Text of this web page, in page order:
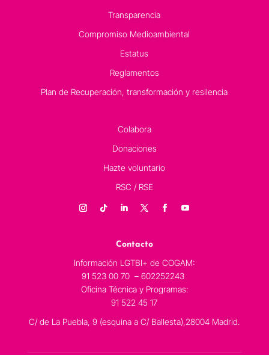
Transparencia
Compromiso Medioambiental
Estatus
Reglamentos
Plan de Recuperación, transformación y resilencia
Colabora
Donaciones
Hazte voluntario
RSC / RSE
Contacto
Información LGTBI+ de COGAM:
91 523 00 70 – 602252243
Oficina Técnica y Programas:
91 522 45 17
C/ de La Puebla, 9 (esquina a C/ Ballesta),28004 Madrid.